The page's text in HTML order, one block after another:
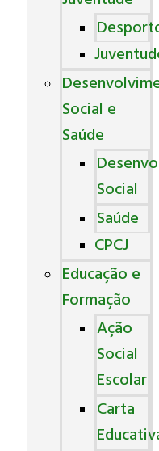
Social e
Saúde
Social
Saúde
CPCJ
Educação e
Formação
Ação
Social
Escolar
Carta